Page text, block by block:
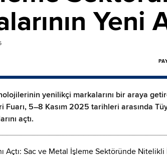
Yeni
yenilikçi markalarını bir araya
Fuarı, 5–8 Kasım 2025 tarihleri arasında
açtı.